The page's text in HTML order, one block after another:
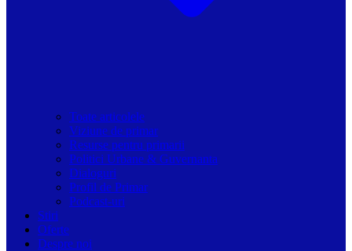
Toate articolele
Viziune de primar
Resurse pentru primarii
Politici Urbane & Guvernanta
Dialoguri
Profil de Primar
Podcast-uri
Stiri
Oferte
Despre noi